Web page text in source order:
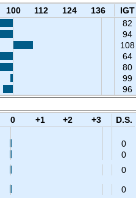
100 112 124 136
IGT
82
94
108
64
80
99
96
0 +1 +2 +3
D.S.
0
0
0
0